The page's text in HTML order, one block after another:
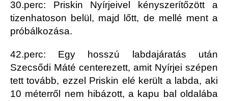
30.perc: Priskin Nyírjeivel kényszerítőzött a
tizenhatoson belül, majd lőtt, de mellé ment a
próbálkozása.
42.perc: Egy hosszú labdajáratás után
Szecsődi Máté centerezett, amit Nyírjei szépen
tett tovább, ezzel Priskin elé került a labda, aki
10 méterről nem hibázott, a kapu bal oldalába